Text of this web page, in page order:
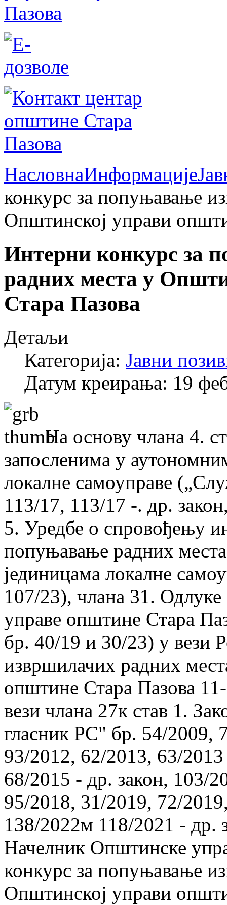
НасловнаИнформације
конкурс за попуњавање
Општинској управи
Интерни конкурс за
радних места у
Стара Пазова
Детаљи
Категорија: Јавни
Датум креирања: 19
На основу члана 4.
запосленима у
локалне самоуправе
113/17, 113/17 -. др.
5. Уредбе о спровођењу
попуњавање радних
јединицама локалне
107/23), члана 31.
управе општине Стара
бр. 40/19 и 30/23) у вези
извршилачих радних
општине Стара Пазова
вези члана 27к став 1.
гласник РС" бр. 54/2009,
93/2012, 62/2013, 63/
68/2015 - др. закон, 103/
95/2018, 31/2019, 72/
138/2022м 118/2021 - др.
Начелник Општинске
конкурс за попуњавање
Општинској управи